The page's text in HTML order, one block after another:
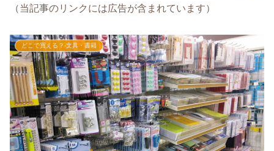
（当記事のリンクには広告が含まれています）
どこで買える？-文具・書籍